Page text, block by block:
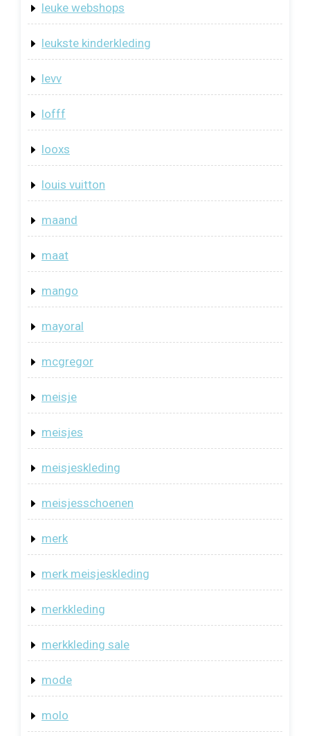
leuke webshops
leukste kinderkleding
levv
lofff
looxs
louis vuitton
maand
maat
mango
mayoral
mcgregor
meisje
meisjes
meisjeskleding
meisjesschoenen
merk
merk meisjeskleding
merkkleding
merkkleding sale
mode
molo